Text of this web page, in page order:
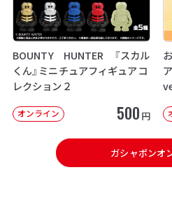
BOUNTY HUNTER 『スカル
くん』ミニチュアフィギュアコ
レクション２
オンライン 500 円
ガシャポンオ